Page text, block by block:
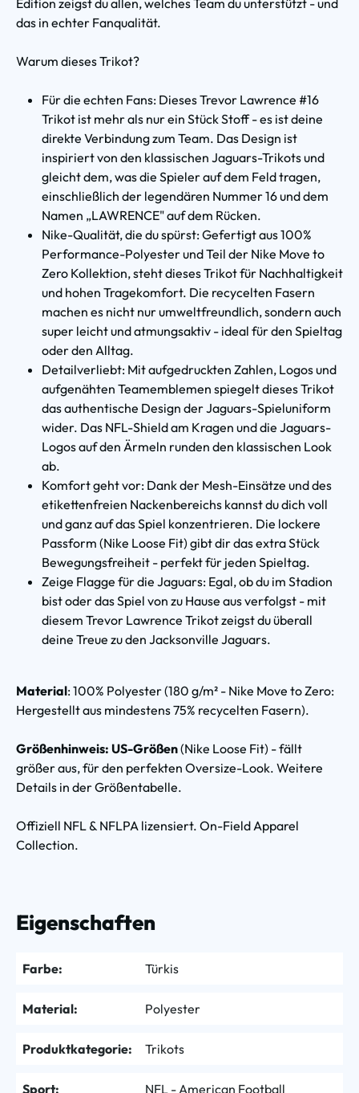
das in echter Fanqualität.
Warum dieses Trikot?
Für die echten Fans: Dieses Trevor Lawrence #16
Trikot ist mehr als nur ein Stück Stoff - es ist deine
direkte Verbindung zum Team. Das Design ist
inspiriert von den klassischen Jaguars-Trikots und
gleicht dem, was die Spieler auf dem Feld tragen,
einschließlich der legendären Nummer 16 und dem
Namen „LAWRENCE" auf dem Rücken.
Nike-Qualität, die du spürst: Gefertigt aus 100%
Performance-Polyester und Teil der Nike Move to
Zero Kollektion, steht dieses Trikot für Nachhaltigkeit
und hohen Tragekomfort. Die recycelten Fasern
machen es nicht nur umweltfreundlich, sondern auch
super leicht und atmungsaktiv - ideal für den Spieltag
oder den Alltag.
Detailverliebt: Mit aufgedruckten Zahlen, Logos und
aufgenähten Teamemblemen spiegelt dieses Trikot
das authentische Design der Jaguars-Spieluniform
wider. Das NFL-Shield am Kragen und die Jaguars-
Logos auf den Ärmeln runden den klassischen Look
ab.
Komfort geht vor: Dank der Mesh-Einsätze und des
etikettenfreien Nackenbereichs kannst du dich voll
und ganz auf das Spiel konzentrieren. Die lockere
Passform (Nike Loose Fit) gibt dir das extra Stück
Bewegungsfreiheit - perfekt für jeden Spieltag.
Zeige Flagge für die Jaguars: Egal, ob du im Stadion
bist oder das Spiel von zu Hause aus verfolgst - mit
diesem Trevor Lawrence Trikot zeigst du überall
deine Treue zu den Jacksonville Jaguars.
Material: 100% Polyester (180 g/m² - Nike Move to Zero:
Hergestellt aus mindestens 75% recycelten Fasern).
Größenhinweis: US-Größen(Nike Loose Fit) - fällt
größer aus, für den perfekten Oversize-Look. Weitere
Details in der Größentabelle.
Offiziell NFL & NFLPA lizensiert. On-Field Apparel
Collection.
Eigenschaften
Farbe: Türkis
Material: Polyester
Produktkategorie: Trikots
Sport: NFL - American Football